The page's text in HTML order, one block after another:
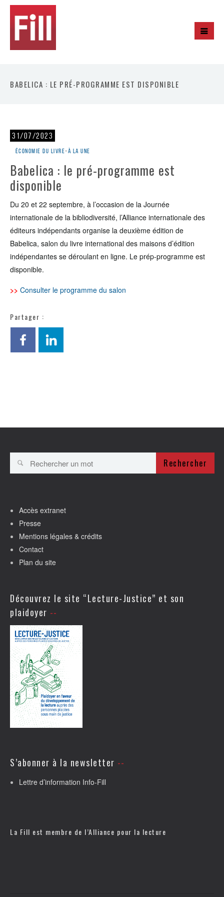
BABELICA : LE PRÉ-PROGRAMME EST DISPONIBLE
31/07/2023
Économie du livre•À la une
Babelica : le pré-programme est
disponible
Du 20 et 22 septembre, à l’occasion de la Journée
internationale de la bibliodiversité, l’Alliance internationale des
éditeurs indépendants organise la deuxième édition de
Babelica, salon du livre international des maisons d’édition
indépendantes se déroulant en ligne. Le prép-programme est
disponible.
>> Consulter le programme du salon
Partager :
Rechercher
Accès extranet
Presse
Mentions légales & crédits
Contact
Plan du site
Découvrez le site “Lecture-Justice” et son
plaidoyer
S’abonner à la newsletter
Lettre d’information Info-Fill
La Fill est membre de l’Alliance pour la lecture